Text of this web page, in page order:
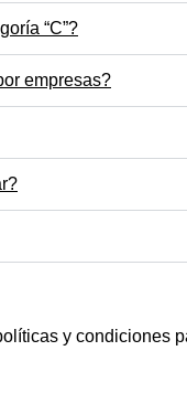
“C”?
empresas?
y condiciones